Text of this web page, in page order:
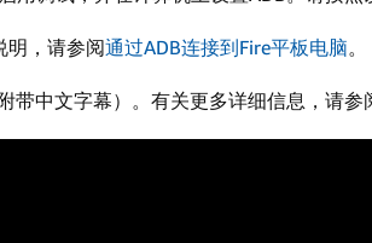
明，请参阅通过ADB连接到Fire平板电脑。
带中文字幕）。有关更多详细信息，请参